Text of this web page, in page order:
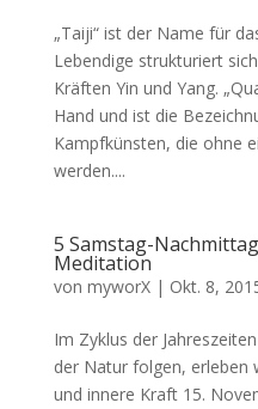
„Taiji“ ist der Name für
Lebendige strukturiert
Kräften Yin und Yang.
Hand und ist die
Kampfkünsten, die ohne
werden....
5 Samstag-
Meditation
von myworX| Okt. 8,
Im Zyklus der
der Natur folgen, erleben
und innere Kraft 15.